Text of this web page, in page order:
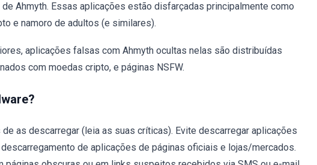
Ahmyth. Essas aplicações estão disfarçadas principalmente como
e namoro de adultos (e similares).
aplicações falsas com Ahmyth ocultas nelas são distribuídas
com moedas cripto, e páginas NSFW.
as descarregar (leia as suas críticas). Evite descarregar aplicações
de aplicações de páginas oficiais e lojas/mercados.